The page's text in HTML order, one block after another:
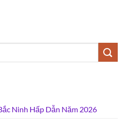
Ninh Hấp Dẫn Năm 2026